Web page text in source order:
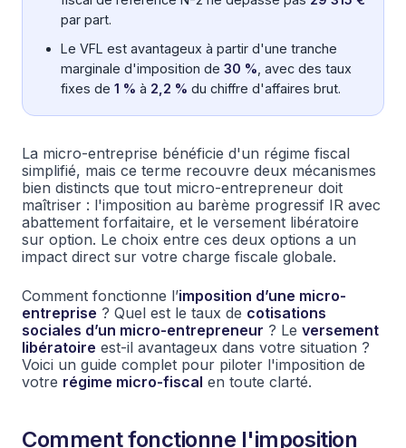
par part.
Le VFL est avantageux à partir d'une tranche
marginale d'imposition de 30 % , avec des taux
fixes de 1 % à 2,2 % du chiffre d'affaires brut.
La micro-entreprise bénéficie d'un régime fiscal
simplifié, mais ce terme recouvre deux mécanismes
bien distincts que tout micro-entrepreneur doit
maîtriser : l'imposition au barème progressif IR avec
abattement forfaitaire, et le versement libératoire
sur option. Le choix entre ces deux options a un
impact direct sur votre charge fiscale globale.
Comment fonctionne l’imposition d’une micro-
entreprise ? Quel est le taux de cotisations
sociales d’un micro-entrepreneur ? Le versement
libératoire est-il avantageux dans votre situation ?
Voici un guide complet pour piloter l'imposition de
votre régime micro-fiscal en toute clarté.
Comment fonctionne l'imposition